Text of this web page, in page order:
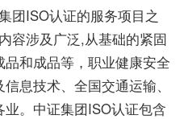
理和经营模式提出了更高
的要求。企业必须采用现
代化的管理模式，使包括
安全生产管理在内的所有
生产经营活动科学化、规
范化和法制化。
团ISO认证的服务项目之
容涉及广泛,从基础的紧固
和成品等，职业健康安全
息技术、全国交通运输、
。中证集团ISO认证包含